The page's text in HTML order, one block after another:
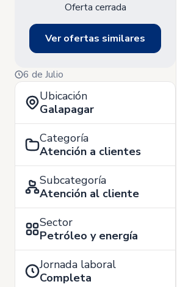
Oferta cerrada
Ver ofertas similares
6 de Julio
Ubicación
Galapagar
Categoría
Atención a clientes
Subcategoría
Atención al cliente
Sector
Petróleo y energía
Jornada laboral
Completa